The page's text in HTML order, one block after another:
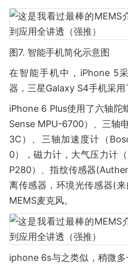
图7. 智能手机简化示意图
在智能手机中，iPhone 5
器，三星Galaxy S4手机采用
iPhone 6 Plus使用了六轴陀
Sense MPU-6700）、三轴
3C）、三轴加速度计（
0），磁力计，大气压力计
P280）、指纹传感器
离传感器，环境光传感器(
MEMS麦克风。
iphone 6s与之类似，稍微